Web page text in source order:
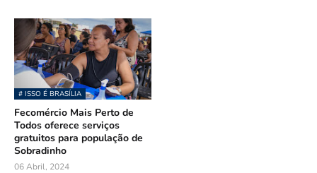
# ISSO É BRASÍLIA
Fecomércio Mais Perto de
Todos oferece serviços
gratuitos para população de
Sobradinho
06 Abril, 2024